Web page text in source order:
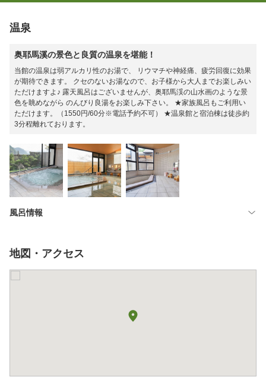
温泉
奥耶馬溪の景色と良質の温泉を堪能！
当館の温泉は弱アルカリ性のお湯で、 リウマチや神経痛、疲労回復に効果
が期待できます。 クセのないお湯なので、お子様から大人までお楽しみい
ただけますよ♪ 露天風呂はございませんが、奥耶馬渓の山水画のような景
色を眺めながら のんびり良湯をお楽しみ下さい。 ★家族風呂もご利用い
ただけます。（1550円/60分※電話予約不可） ★温泉館と宿泊棟は徒歩約
3分程離れております。
風呂情報
地図・アクセス